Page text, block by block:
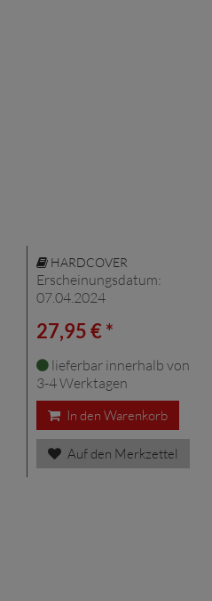
HARDCOVER
Erscheinungsdatum:
07.04.2024
27,95 € *
lieferbar innerhalb von
3-4 Werktagen
In den Warenkorb
Auf den Merkzettel